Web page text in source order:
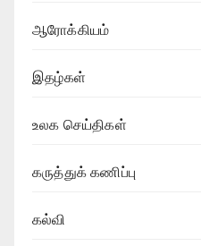
ஆரோக்கியம்
இதழ்கள்
உலக செய்திகள்
கருத்துக் கணிப்பு
கல்வி